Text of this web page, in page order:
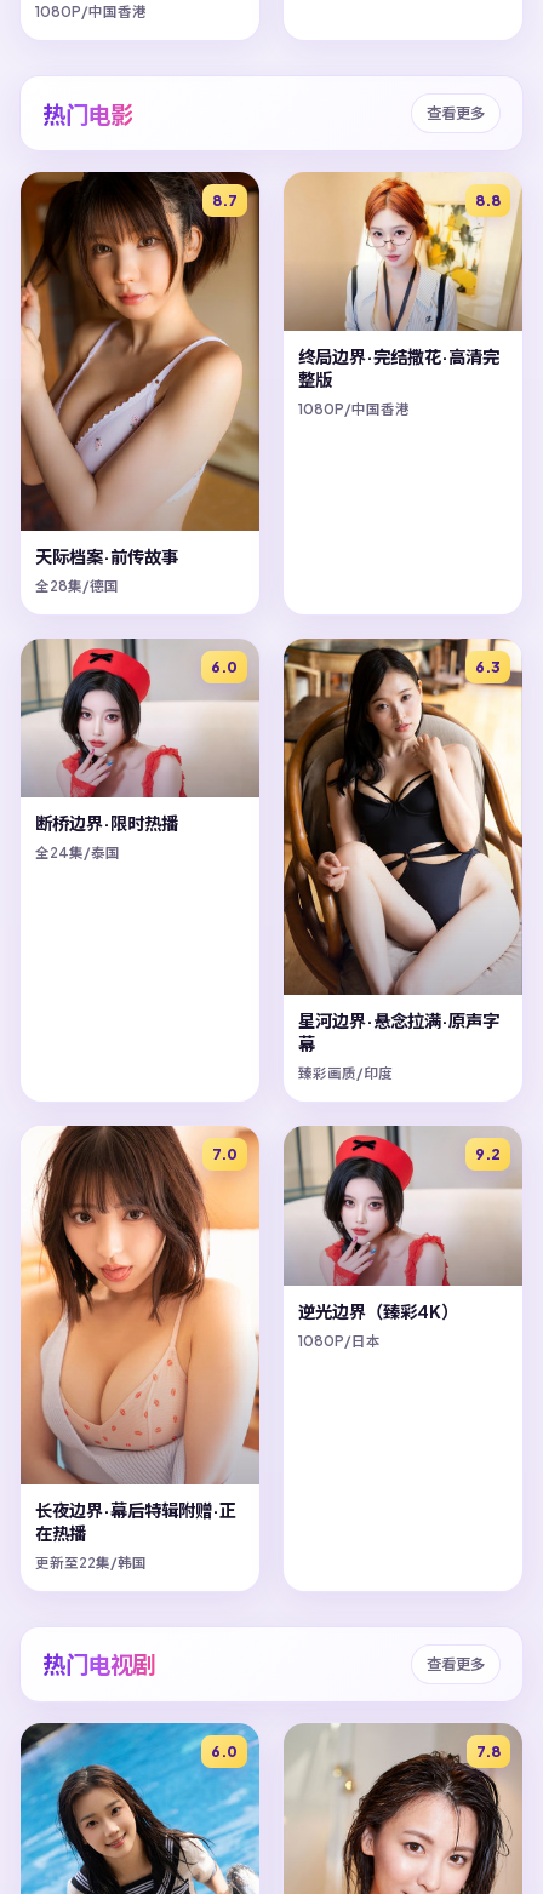
1080P/中国香港
热门电影 查看更多
8.7
天际档案·前传故事
全28集/德国
8.8
终局边界·完结撒花·高清完
整版
1080P/中国香港
6.0
断桥边界·限时热播
全24集/泰国
6.3
星河边界·悬念拉满·原声字
幕
臻彩画质/印度
7.0
长夜边界·幕后特辑附赠·正
在热播
更新至22集/韩国
9.2
逆光边界（臻彩4K）
1080P/日本
热门电视剧 查看更多
6.0 7.8